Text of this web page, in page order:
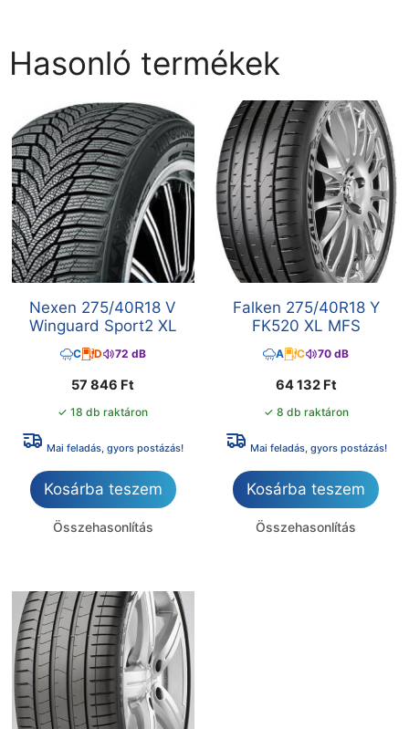
Hasonló termékek
Nexen 275/40R18 V
Winguard Sport2 XL
C D 72 dB
57 846 Ft
✓ 18 db raktáron
Mai feladás, gyors postázás!
Kosárba teszem
Összehasonlítás
Falken 275/40R18 Y
FK520 XL MFS
A C 70 dB
64 132 Ft
✓ 8 db raktáron
Mai feladás, gyors postázás!
Kosárba teszem
Összehasonlítás